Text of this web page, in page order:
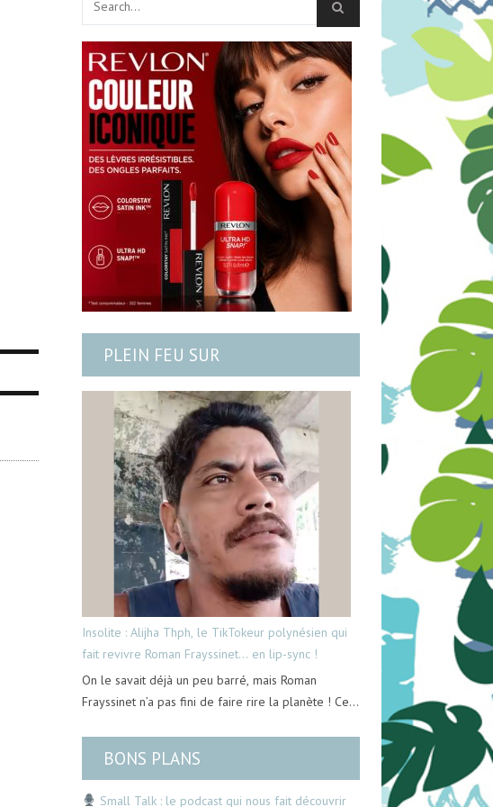
PLEIN FEU SUR
Insolite : Alijha Thph, le TikTokeur polynésien qui
fait revivre Roman Frayssinet… en lip-sync !
On le savait déjà un peu barré, mais Roman
Frayssinet n’a pas fini de faire rire la planète ! Ce…
BONS PLANS
Small Talk : le podcast qui nous fait découvrir